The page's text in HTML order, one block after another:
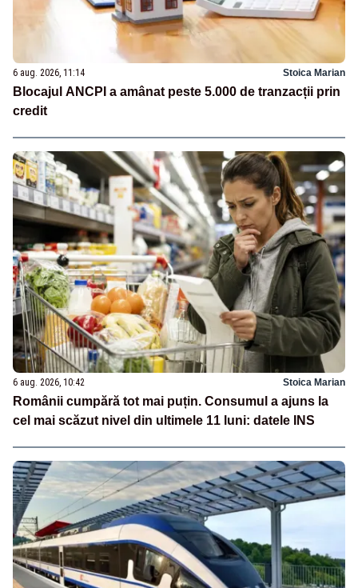
6 aug. 2026, 11:14 Stoica Marian
Blocajul ANCPI a amânat peste 5.000 de tranzacții prin
credit
6 aug. 2026, 10:42 Stoica Marian
Românii cumpără tot mai puțin. Consumul a ajuns la
cel mai scăzut nivel din ultimele 11 luni: datele INS